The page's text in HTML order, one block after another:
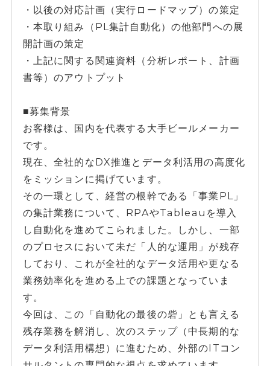
・以後の対応計画（実行ロードマップ）の策定
・本取り組み（PL集計自動化）の他部門への展
開計画の策定
・上記に関する関連資料（分析レポート、計画
書等）のアウトプット
■募集背景
お客様は、国内を代表する大手ビールメーカー
です。
現在、全社的なDX推進とデータ利活用の高度化
をミッションに掲げています。
その一環として、経営の根幹である「事業PL」
の集計業務について、RPAやTableauを導入
し自動化を進めてこられました。しかし、一部
のプロセスにおいて未だ「人的な運用」が残存
しており、これが全社的なデータ活用や更なる
業務効率化を進める上での課題となっていま
す。
今回は、この「自動化の最後の砦」とも言える
残存業務を解消し、次のステップ（中長期的な
データ利活用構想）に進むため、外部のITコン